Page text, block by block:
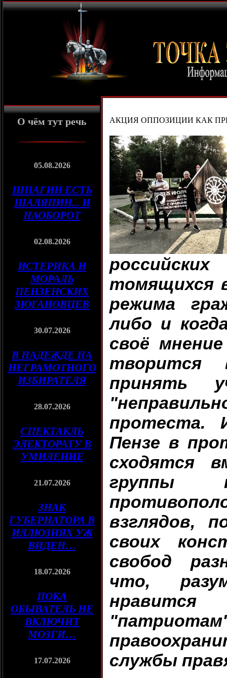
О чём тут речь
05.08.2026
ШПАГИН ЕСТЬ
ШАЛЯПИН... И
НАОБОРОТ
02.08.2026
ИСТЕРИКА И
МОРАЛЬ
ПЕНЗЕНСКИХ
ЗЮГАНОВЦЕВ
30.07.2026
В НАДЕЖДЕ НА
НЕГРАМОТНОГО
ИЗБИРАТЕЛЯ
28.07.2026
СПЕКТАКЛЬ
ЭЛЕКТОРАТУ В
УМИЛЕНИЕ
21.07.2026
ЗНАК
ГУБЕРНАТОРА В
ИЛЛЮЗИЯХ УЖ
ВИДЕН…
18.07.2026
ПОКА
ОБЫВАТЕЛЬ НЕ
ВКЛЮЧИТ
МОЗГИ…
17.07.2026
АКЦИЯ ОППОЗИЦИИ КАК
томящихся
режима
либо и
своё
творится
принять
протеста.
Пензе в
сходятся
группы
взглядов,
своих
свобод
что,
службы